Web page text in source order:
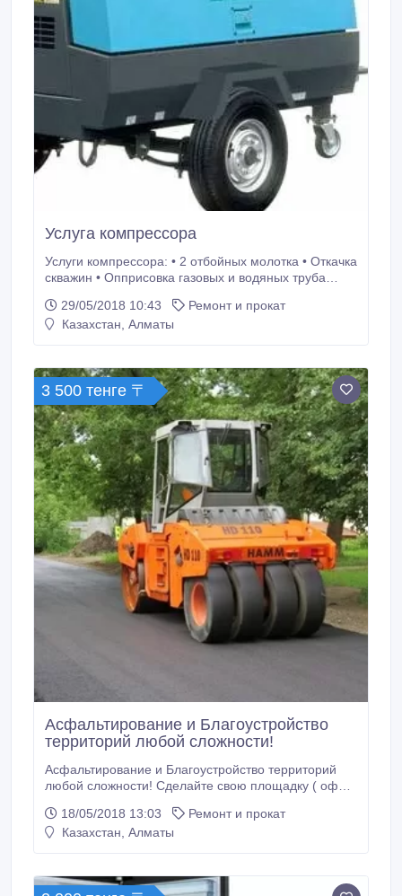
Услуга компрессора
Услуги компрессора: • 2 отбойных молотка • Откачка
скважин • Опприсовка газовых и водяных труба
мощный японский компрессор!.
29/05/2018 10:43
Ремонт и прокат
Казахстан, Алматы
3 500 тенге 〒
Асфальтирование и Благоустройство
территорий любой сложности!
Асфальтирование и Благоустройство территорий
любой сложности! Сделайте свою площадку ( офис,
нашей помощью! Компания Algis LTD осуществляет
Асфальтирование и Благоустройство территорий
небольшими объемами так и с масштабными
18/05/2018 13:03
Ремонт и прокат
Казахстан, Алматы